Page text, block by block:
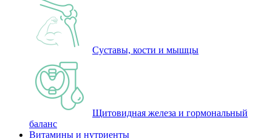
Суставы, кости и мышцы
Щитовидная железа и гормональный
баланс
Витамины и нутриенты